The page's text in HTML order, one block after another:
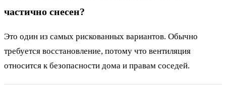
частично снесен?
Это один из самых рискованных вариантов. Обычно
требуется восстановление, потому что вентиляция
относится к безопасности дома и правам соседей.